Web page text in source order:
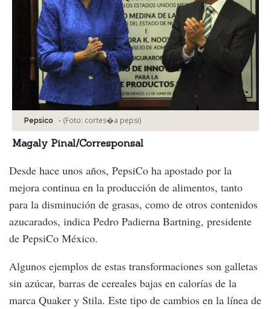
Pepsico - (Foto: cortes�a pepsi)
Magaly Pinal/Corresponsal
Desde hace unos años, PepsiCo ha apostado por la
mejora continua en la producción de alimentos, tanto
para la disminución de grasas, como de otros contenidos
azucarados, indica Pedro Padierna Bartning, presidente
de PepsiCo México.
Algunos ejemplos de estas transformaciones son galletas
sin azúcar, barras de cereales bajas en calorías de la
marca Quaker y Stila. Este tipo de cambios en la línea de